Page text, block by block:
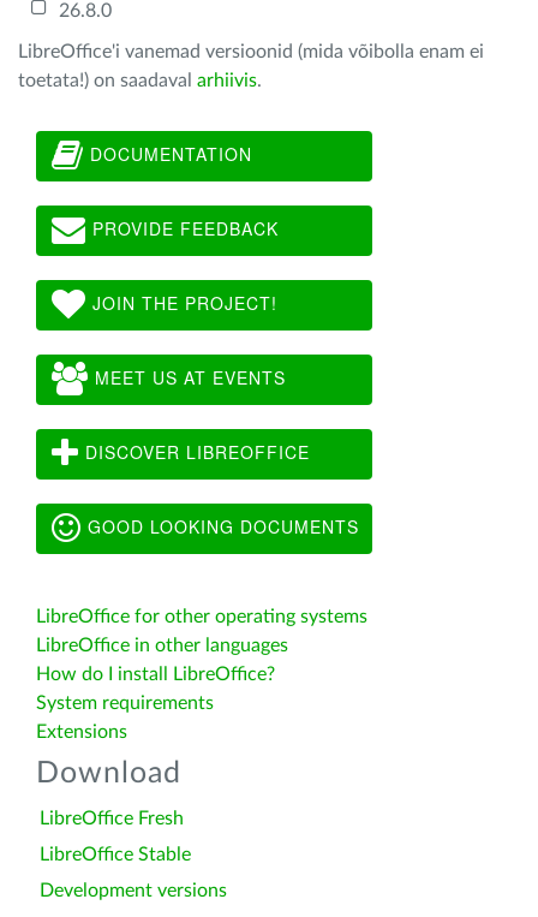
26.8.0
LibreOffice'i vanemad versioonid (mida võibolla enam ei
toetata!) on saadaval arhiivis.
DOCUMENTATION
PROVIDE FEEDBACK
JOIN THE PROJECT!
MEET US AT EVENTS
DISCOVER LIBREOFFICE
GOOD LOOKING DOCUMENTS
LibreOffice for other operating systems
LibreOffice in other languages
How do I install LibreOffice?
System requirements
Extensions
Download
LibreOffice Fresh
LibreOffice Stable
Development versions